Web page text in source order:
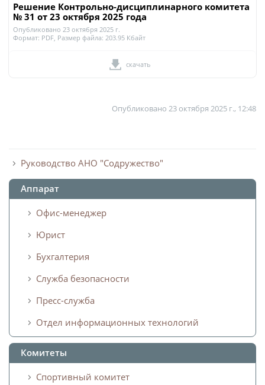
Опубликовано 23 октября 2025 г., 12:48
Руководство АНО "Содружество"
Аппарат
Офис-менеджер
Юрист
Бухгалтерия
Служба безопасности
Пресс-служба
Отдел информационных технологий
Комитеты
Спортивный комитет
Решение Контрольно-дисциплинарного комитета
№ 31 от 23 октября 2025 года
Опубликовано 23 октября 2025 г.
Формат: PDF , Размер файла: 203.95 Кбайт
скачать